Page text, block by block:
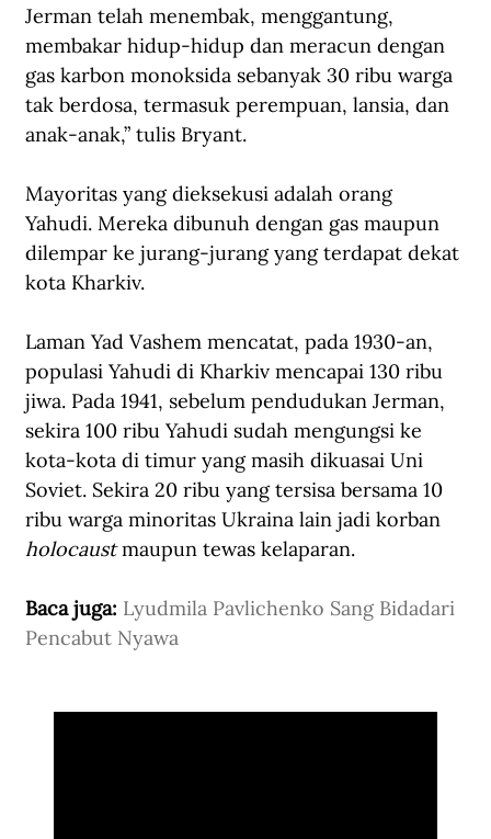
Jerman telah menembak, menggantung,
membakar hidup-hidup dan meracun dengan
gas karbon monoksida sebanyak 30 ribu warga
tak berdosa, termasuk perempuan, lansia, dan
anak-anak,” tulis Bryant.
Mayoritas yang dieksekusi adalah orang
Yahudi. Mereka dibunuh dengan gas maupun
dilempar ke jurang-jurang yang terdapat dekat
kota Kharkiv.
Laman Yad Vashem mencatat, pada 1930-an,
populasi Yahudi di Kharkiv mencapai 130 ribu
jiwa. Pada 1941, sebelum pendudukan Jerman,
sekira 100 ribu Yahudi sudah mengungsi ke
kota-kota di timur yang masih dikuasai Uni
Soviet. Sekira 20 ribu yang tersisa bersama 10
ribu warga minoritas Ukraina lain jadi korban
holocaust maupun tewas kelaparan.
Baca juga: Lyudmila Pavlichenko Sang Bidadari
Pencabut Nyawa